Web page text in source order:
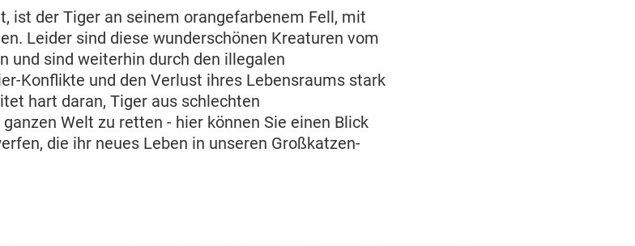
ist der Tiger an seinem orangefarbenem Fell, mit
Leider sind diese wunderschönen Kreaturen vom
und sind weiterhin durch den illegalen
Konflikte und den Verlust ihres Lebensraums stark
hart daran, Tiger aus schlechten
Welt zu retten - hier können Sie einen Blick
die ihr neues Leben in unseren Großkatzen-